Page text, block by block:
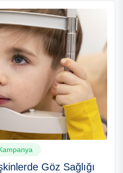
Göz Sağlığı